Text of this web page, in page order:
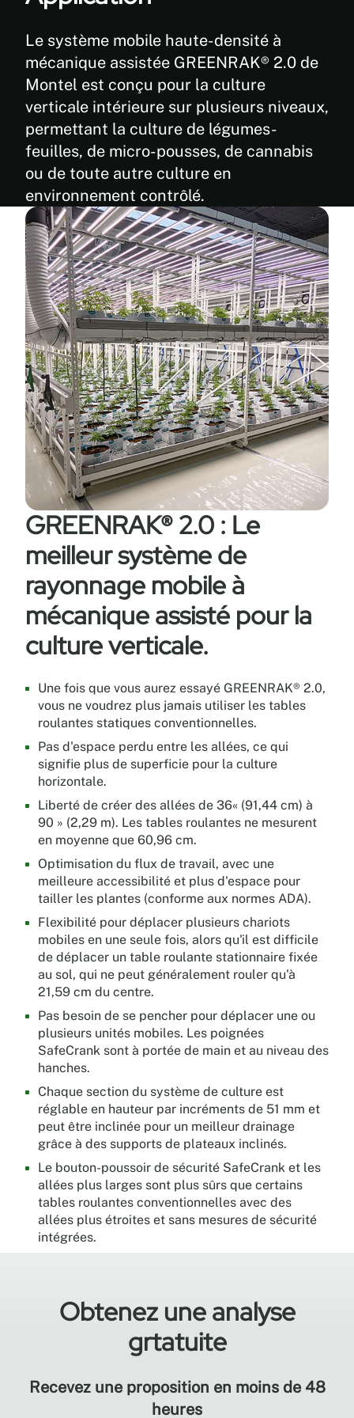
pare-
chocs
blancs
non
émetteurs
de
COV
Bouton
poussoir
SafeCrank
pour
la
sécurité
dans
les
allées
Peinture
blanche
en
poudre
antimicrobienne
ultra-
réfléchissante
(approuvée
par
la
FDA).
monoblocs
sont
plus
rapides
à
installer
L'aluminium
ne
rouille
pas
Les
goupilles
d'alignement
à
ressort
antirouille
assurent
la
continuité
entre
les
rails,
ce
qui
élimine
les
mouvements
latéraux
et
verticaux.
roues
inoxydables
ne
laissent
de
rouille
sur
le
sol
pendant
le
déplacement
des
de
chariot
mobile.
Résistant
aux
produits
chimiques,
aux
solvants,
aux
gaz,
aux
acides
et
au
nettoyage
la
vapeur.
Roues
durables
Roues
fabriquées
matériaux
Le système mobile haute-densité à
mécanique assistée GREENRAK® 2.0 de
Montel est conçu pour la culture
verticale intérieure sur plusieurs niveaux,
permettant la culture de légumes-
feuilles, de micro-pousses, de cannabis
ou de toute autre culture en
environnement contrôlé.
GREENRAK® 2.0 : Le
meilleur système de
rayonnage mobile à
mécanique assisté pour la
culture verticale.
Une fois que vous aurez essayé GREENRAK® 2.0,
vous ne voudrez plus jamais utiliser les tables
roulantes statiques conventionnelles.
Pas d'espace perdu entre les allées, ce qui
signifie plus de superficie pour la culture
horizontale.
Liberté de créer des allées de 36« (91,44 cm) à
90 » (2,29 m). Les tables roulantes ne mesurent
en moyenne que 60,96 cm.
Optimisation du flux de travail, avec une
meilleure accessibilité et plus d'espace pour
tailler les plantes (conforme aux normes ADA).
Flexibilité pour déplacer plusieurs chariots
mobiles en une seule fois, alors qu'il est difficile
de déplacer un table roulante stationnaire fixée
au sol, qui ne peut généralement rouler qu'à
21,59 cm du centre.
Pas besoin de se pencher pour déplacer une ou
plusieurs unités mobiles. Les poignées
SafeCrank sont à portée de main et au niveau des
hanches.
Chaque section du système de culture est
réglable en hauteur par incréments de 51 mm et
peut être inclinée pour un meilleur drainage
grâce à des supports de plateaux inclinés.
Le bouton-poussoir de sécurité SafeCrank et les
allées plus larges sont plus sûrs que certains
tables roulantes conventionnelles avec des
allées plus étroites et sans mesures de sécurité
intégrées.
Obtenez une analyse
grtatuite
Recevez une proposition en moins de 48
heures